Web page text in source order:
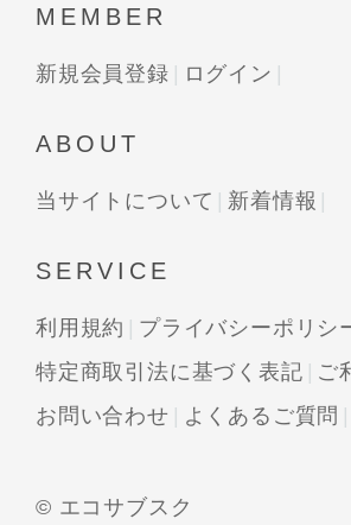
MEMBER
新規会員登録 ログイン
ABOUT
当サイトについて 新着情報
SERVICE
利用規約
プライバシーポリシ
特定商取引法に基づく表記
ご
お問い合わせ
よくあるご質問
© エコサブスク